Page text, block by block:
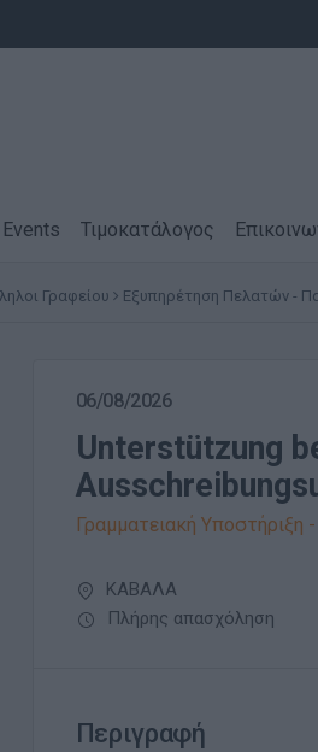
Events Τιμοκατάλογος
Γραφείου Εξυπηρέτηση Πελατών -
06/08/2026
Unterstützung
Γραμματειακή Υποστήριξη
ΚΑΒΑΛΑ
Πλήρης απασχόληση
Περιγραφή